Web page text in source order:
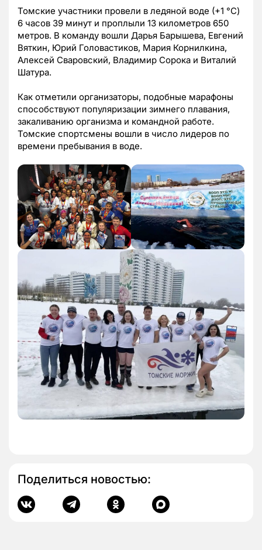
Томские участники провели в ледяной воде (+1 °C)
6 часов 39 минут и проплыли 13 километров 650
метров. В команду вошли Дарья Барышева, Евгений
Вяткин, Юрий Головастиков, Мария Корнилкина,
Алексей Сваровский, Владимир Сорока и Виталий
Шатура.
Как отметили организаторы, подобные марафоны
способствуют популяризации зимнего плавания,
закаливанию организма и командной работе.
Томские спортсмены вошли в число лидеров по
времени пребывания в воде.
Поделиться новостью: